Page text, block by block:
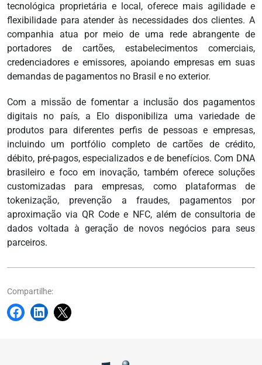
tecnológica proprietária e local, oferece mais agilidade e
flexibilidade para atender às necessidades dos clientes. A
companhia atua por meio de uma rede abrangente de
portadores de cartões, estabelecimentos comerciais,
credenciadores e emissores, apoiando empresas em suas
demandas de pagamentos no Brasil e no exterior.
Com a missão de fomentar a inclusão dos pagamentos
digitais no país, a Elo disponibiliza uma variedade de
produtos para diferentes perfis de pessoas e empresas,
incluindo um portfólio completo de cartões de crédito,
débito, pré-pagos, especializados e de benefícios. Com DNA
brasileiro e foco em inovação, também oferece soluções
customizadas para empresas, como plataformas de
tokenização, prevenção a fraudes, pagamentos por
aproximação via QR Code e NFC, além de consultoria de
dados voltada à geração de novos negócios para seus
parceiros.
Compartilhe: